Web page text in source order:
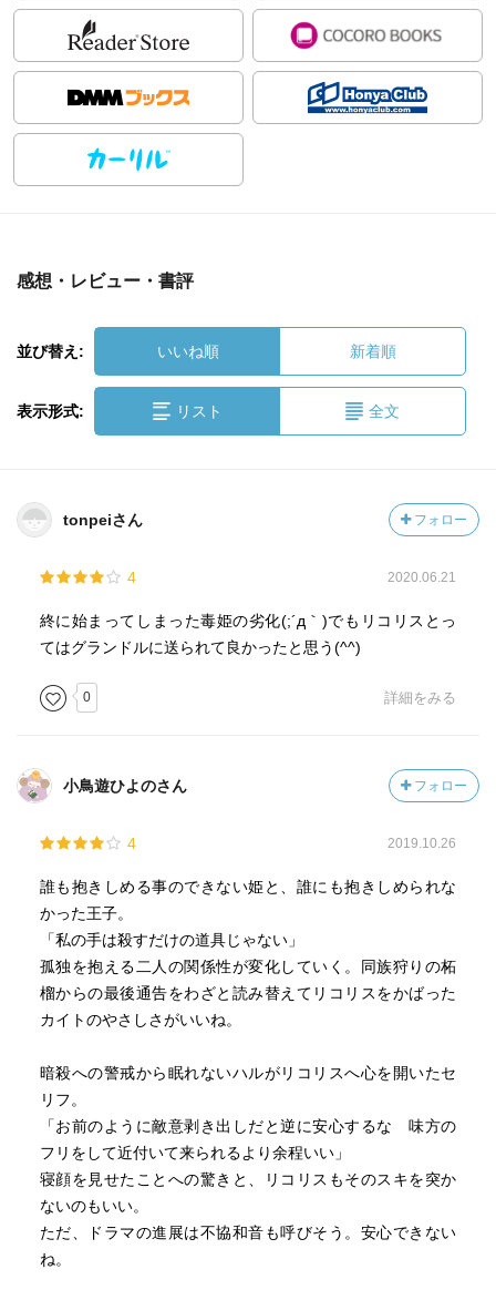
感想・レビュー・書評
並び替え: いいね順 新着順
表示形式: リスト 全文
tonpeiさん フォロー
4 2020.06.21
終に始まってしまった毒姫の劣化(;´д｀)でもリコリスとっ
てはグランドルに送られて良かったと思う(^^)
0 詳細をみる
小鳥遊ひよのさん フォロー
4 2019.10.26
誰も抱きしめる事のできない姫と、誰にも抱きしめられな
かった王子。
「私の手は殺すだけの道具じゃない」
孤独を抱える二人の関係性が変化していく。同族狩りの柘
榴からの最後通告をわざと読み替えてリコリスをかばった
カイトのやさしさがいいね。
暗殺への警戒から眠れないハルがリコリスへ心を開いたセ
リフ。
「お前のように敵意剥き出しだと逆に安心するな 味方の
フリをして近付いて来られるより余程いい」
寝顔を見せたことへの驚きと、リコリスもそのスキを突か
ないのもいい。
ただ、ドラマの進展は不協和音も呼びそう。安心できない
ね。